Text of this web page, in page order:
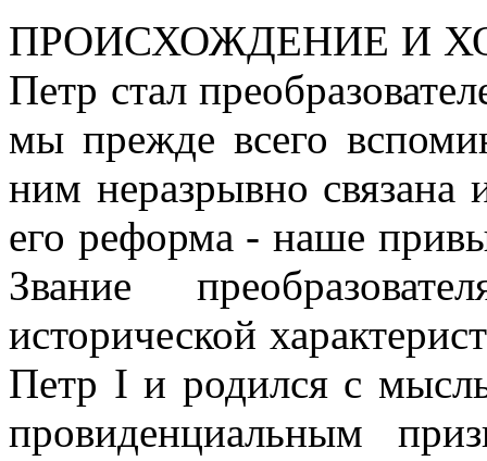
ПРОИСХОЖДЕНИЕ И
Петр стал
мы прежде всего
ним неразрывно
его реформа - наше
Звание
исторической
Петр I и родился с
провиденциальным